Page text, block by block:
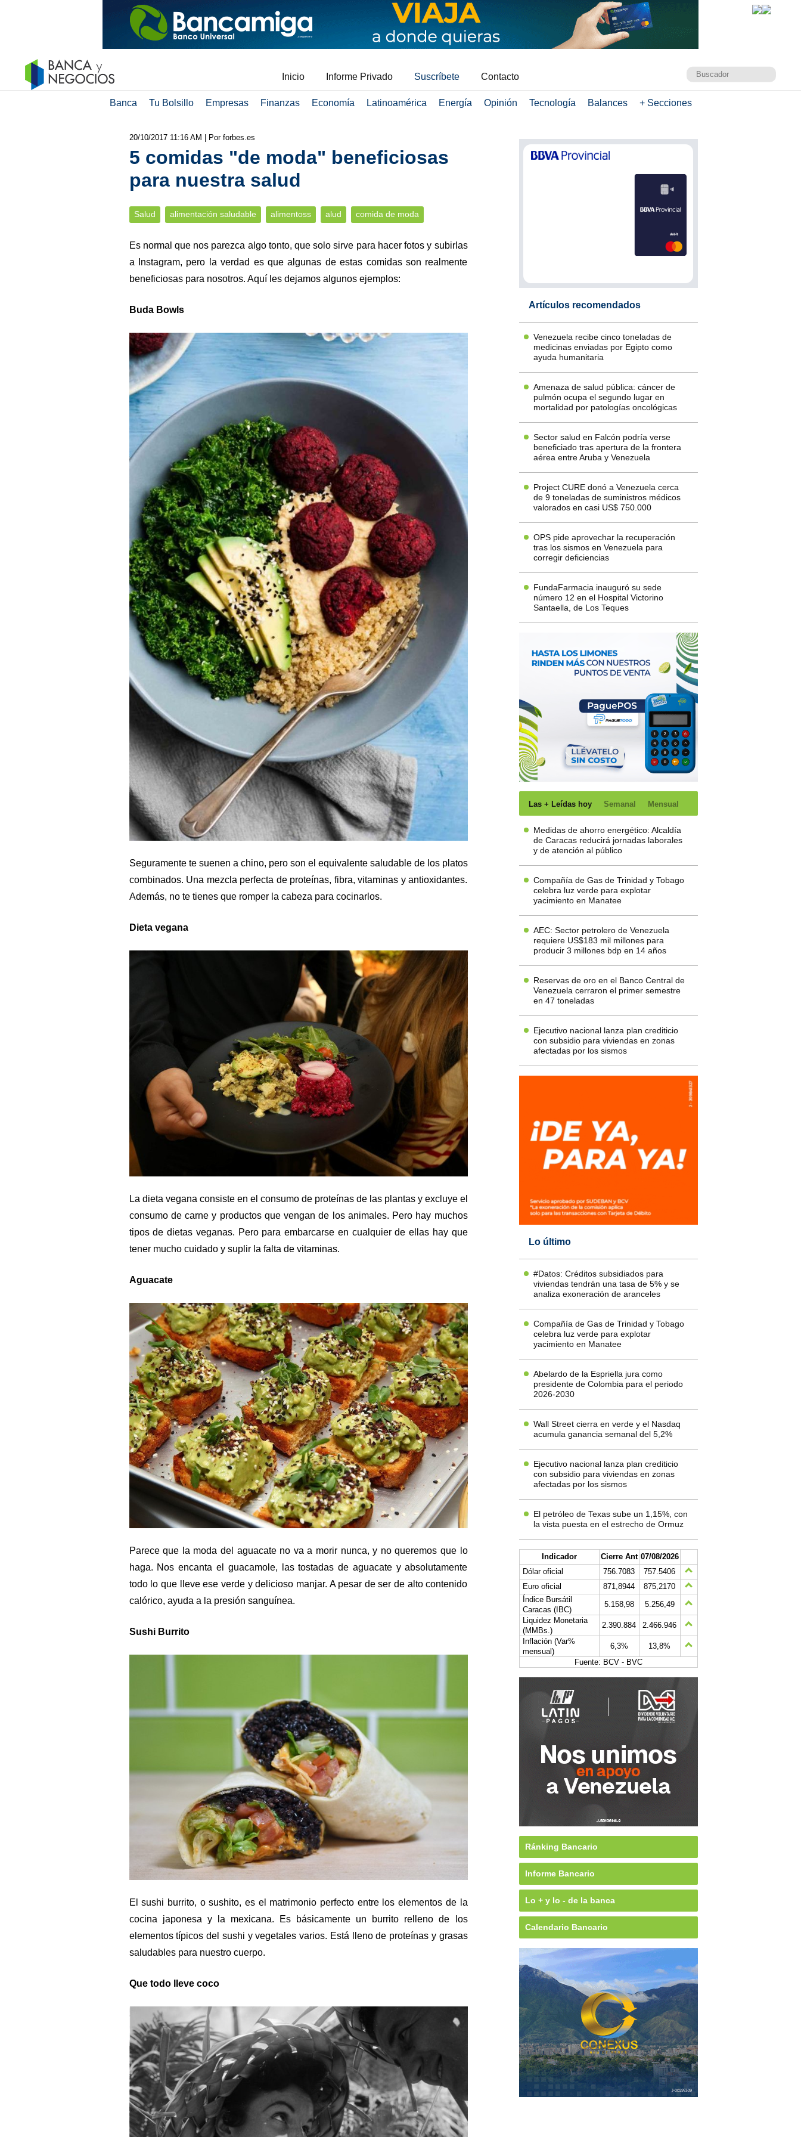
Inicio Informe Privado Suscríbete Contacto
Banca Tu Bolsillo Empresas Finanzas Economía Latinoamérica Energía Opinión Tecnología Balances + Secciones
20/10/2017 11:16 AM | Por forbes.es
5 comidas "de moda" beneficiosas
para nuestra salud
Salud alimentación saludable alimentoss alud comida de moda
Es normal que nos parezca algo tonto, que solo sirve para hacer fotos y subirlas
a Instagram, pero la verdad es que algunas de estas comidas son realmente
beneficiosas para nosotros. Aquí les dejamos algunos ejemplos:
Buda Bowls
Seguramente te suenen a chino, pero son el equivalente saludable de los platos
combinados. Una mezcla perfecta de proteínas, fibra, vitaminas y antioxidantes.
Además, no te tienes que romper la cabeza para cocinarlos.
Dieta vegana
La dieta vegana consiste en el consumo de proteínas de las plantas y excluye el
consumo de carne y productos que vengan de los animales. Pero hay muchos
tipos de dietas veganas. Pero para embarcarse en cualquier de ellas hay que
tener mucho cuidado y suplir la falta de vitaminas.
Aguacate
Parece que la moda del aguacate no va a morir nunca, y no queremos que lo
haga. Nos encanta el guacamole, las tostadas de aguacate y absolutamente
todo lo que lleve ese verde y delicioso manjar. A pesar de ser de alto contenido
calórico, ayuda a la presión sanguínea.
Sushi Burrito
El sushi burrito, o sushito, es el matrimonio perfecto entre los elementos de la
cocina japonesa y la mexicana. Es básicamente un burrito relleno de los
elementos típicos del sushi y vegetales varios. Está lleno de proteínas y grasas
saludables para nuestro cuerpo.
Que todo lleve coco
Artículos recomendados
Venezuela recibe cinco toneladas de
medicinas enviadas por Egipto como
ayuda humanitaria
Amenaza de salud pública: cáncer de
pulmón ocupa el segundo lugar en
mortalidad por patologías oncológicas
Sector salud en Falcón podría verse
beneficiado tras apertura de la frontera
aérea entre Aruba y Venezuela
Project CURE donó a Venezuela cerca
de 9 toneladas de suministros médicos
valorados en casi US$ 750.000
OPS pide aprovechar la recuperación
tras los sismos en Venezuela para
corregir deficiencias
FundaFarmacia inauguró su sede
número 12 en el Hospital Victorino
Santaella, de Los Teques
Las + Leídas hoy Semanal Mensual
Medidas de ahorro energético: Alcaldía
de Caracas reducirá jornadas laborales
y de atención al público
Compañía de Gas de Trinidad y Tobago
celebra luz verde para explotar
yacimiento en Manatee
AEC: Sector petrolero de Venezuela
requiere US$183 mil millones para
producir 3 millones bdp en 14 años
Reservas de oro en el Banco Central de
Venezuela cerraron el primer semestre
en 47 toneladas
Ejecutivo nacional lanza plan crediticio
con subsidio para viviendas en zonas
afectadas por los sismos
Lo último
#Datos: Créditos subsidiados para
viviendas tendrán una tasa de 5% y se
analiza exoneración de aranceles
Compañía de Gas de Trinidad y Tobago
celebra luz verde para explotar
yacimiento en Manatee
Abelardo de la Espriella jura como
presidente de Colombia para el periodo
2026-2030
Wall Street cierra en verde y el Nasdaq
acumula ganancia semanal del 5,2%
Ejecutivo nacional lanza plan crediticio
con subsidio para viviendas en zonas
afectadas por los sismos
El petróleo de Texas sube un 1,15%, con
la vista puesta en el estrecho de Ormuz
Indicador Cierre Ant 07/08/2026
Dólar oficial
756.7083
757.5406
Euro oficial
871,8944
875,2170
Índice Bursátil
Caracas (IBC)
5.158,98
5.256,49
Liquidez Monetaria
(MMBs.)
2.390.884
2.466.946
Inflación (Var%
mensual)
6,3%
13,8%
Fuente: BCV - BVC
Ránking Bancario
Informe Bancario
Lo + y lo - de la banca
Calendario Bancario